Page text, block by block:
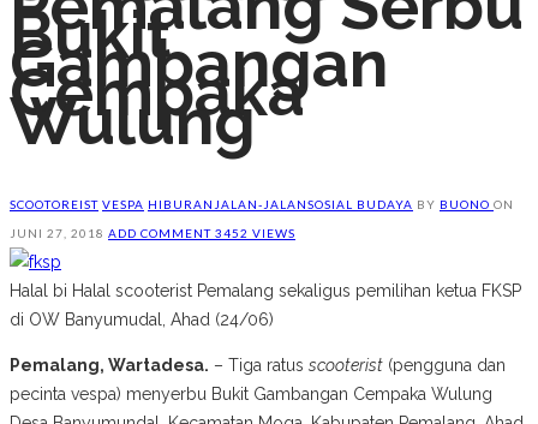
Bukit
Gambangan
Cempaka
Wulung
SCOOTOREIST VESPA HIBURAN JALAN-JALANSOSIAL BUDAYA BY BUONO ON
JUNI 27, 2018 ADD COMMENT 3452 VIEWS
Halal bi Halal scooterist Pemalang sekaligus pemilihan ketua FKSP
di OW Banyumudal, Ahad (24/06)
Pemalang, Wartadesa. – Tiga ratus scooterist (pengguna dan
pecinta vespa) menyerbu Bukit Gambangan Cempaka Wulung